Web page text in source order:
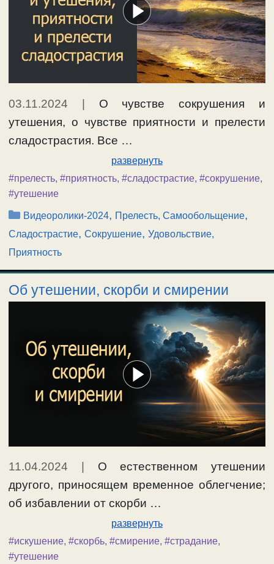
03.11.2024 | О чувстве сокрушения и
утешения, о чувстве приятности и прелести
сладострастия. Все …
развернуть
#прелесть, #приятность, #сладострастие, #сокрушение,
#утешение
Рубрики
Видеоролики-2024, Прелесть, Самообольщение,
Сладострастие, Сокрушение, Удовольствие,
Приятность
Об утешении, скорби и смирении
11.04.2024
О естественном утешении
другого, приносящем временное облегчение;
об избавлении от скорби …
развернуть
#искушение, #скорбь, #смирение, #страдание,
#утешение